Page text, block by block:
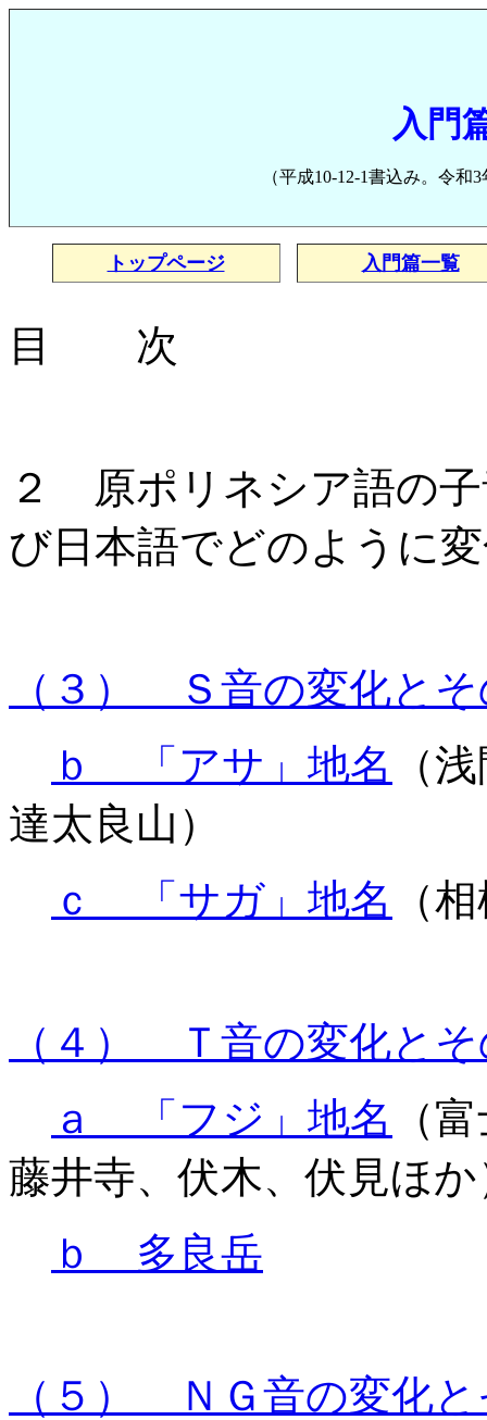
入門
（平成10-12-1書込み。令
トップページ 入門篇一覧
目 次
２ 原ポリネシア語の
び日本語でどのように
（３） Ｓ音の変化と
ｂ 「アサ」地名
（
達太良山）
ｃ 「サガ」地名
（
（４） Ｔ音の変化と
ａ 「フジ」地名
（
藤井寺、伏木、伏見ほか
ｂ 多良岳
（５） ＮＧ音の変化